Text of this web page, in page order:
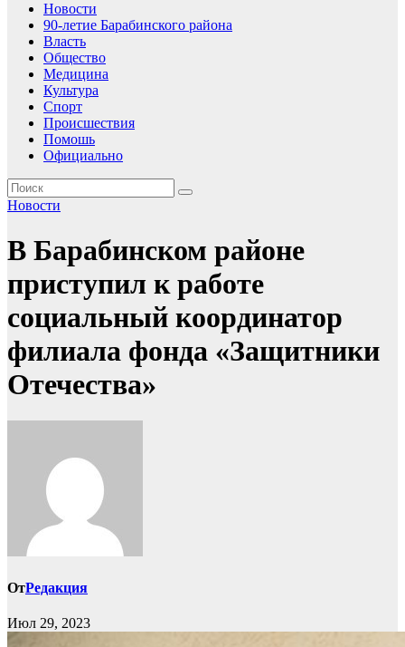
Новости
90-летие Барабинского района
Власть
Общество
Медицина
Культура
Спорт
Происшествия
Помошь
Официально
Новости
В Барабинском районе
приступил к работе
социальный координатор
филиала фонда «Защитники
Отечества»
ОтРедакция
Июл 29, 2023